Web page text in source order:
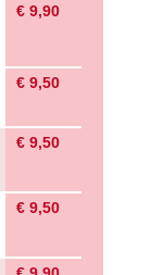
€ 9,90
€ 9,50
€ 9,50
€ 9,50